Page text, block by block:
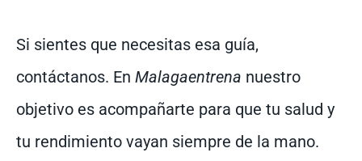
Si sientes que necesitas esa guía,
contáctanos. En Malagaentrena nuestro
objetivo es acompañarte para que tu salud y
tu rendimiento vayan siempre de la mano.